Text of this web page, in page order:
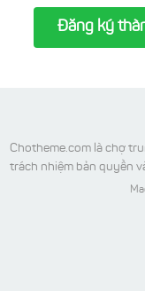
Đăng ký
Chotheme.com là chợ
trách nhiệm bản quyền